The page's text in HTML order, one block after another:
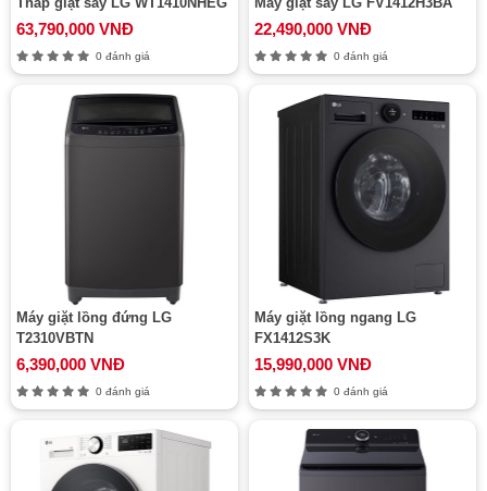
63,790,000 VNĐ
0 đánh giá
22,490,000 VNĐ
0 đánh giá
Máy giặt lồng đứng LG
T2310VBTN
6,390,000 VNĐ
0 đánh giá
Máy giặt lồng ngang LG
FX1412S3K
15,990,000 VNĐ
0 đánh giá